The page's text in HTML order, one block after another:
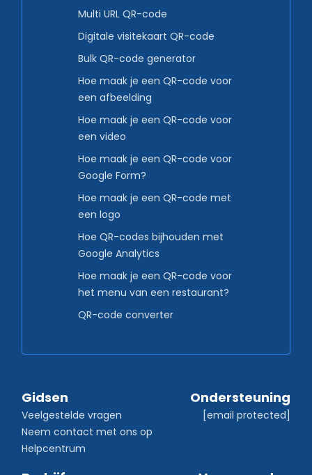
Multi URL QR-code
Digitale visitekaart QR-code
Bulk QR-code generator
Hoe maak je een QR-code voor
een afbeelding
Hoe maak je een QR-code voor
een video
Hoe maak je een QR-code voor
Google Form?
Hoe maak je een QR-code met
een logo
Hoe QR-codes bijhouden met
Google Analytics
Hoe maak je een QR-code voor
het menu van een restaurant?
QR-code converter
Gidsen
Veelgestelde vragen
Neem contact met ons op
Helpcentrum
Ondersteuning
[email protected]